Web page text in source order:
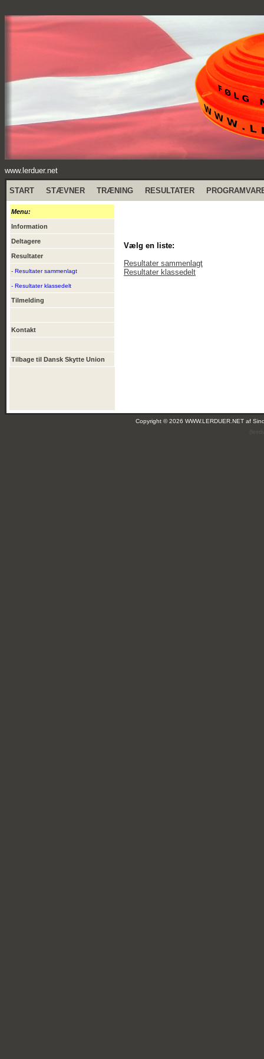
www.lerduer.net
START STÆVNER TRÆNING RESULTATER
Menu:
Information
Deltagere
Resultater
- Resultater sammenlagt
- Resultater klassedelt
Tilmelding
Kontakt
Tilbage til Dansk Skytte Union
Vælg en liste:
Resultater sammenlagt
Resultater klassedelt
Copyright © 2026 WWW.LERDUER.NET af